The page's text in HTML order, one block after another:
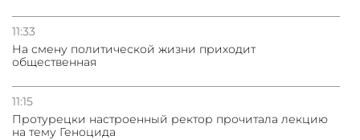
11:33
На смену политической жизни приходит
общественная
11:15
Протурецки настроенный ректор прочитала лекцию
на тему Геноцида